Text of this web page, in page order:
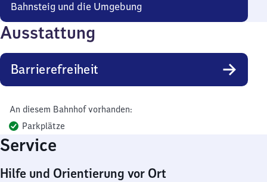
Bahnsteig und die Umgebung
Ausstattung
Barrierefreiheit
An diesem Bahnhof vorhanden:
Parkplätze
Service
Hilfe und Orientierung vor Ort